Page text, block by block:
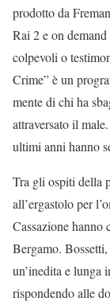
prodotto da
Rai 2 e on
colpevoli o
Crime” è un
mente di chi ha
attraversato il
ultimi anni hanno
Tra gli ospiti della
all’ergastolo per
Cassazione hanno
Bergamo.
un’inedita e lunga
rispondendo alle